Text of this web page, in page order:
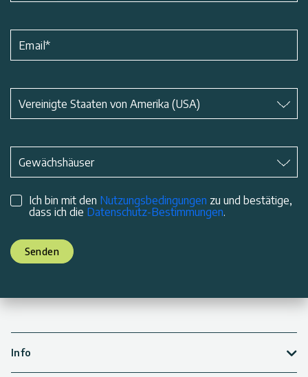
Email*
Vereinigte Staaten von Amerika (USA)
*
Gewächshäuser
Ich bin mit den Nutzungsbedingungen zu und bestätige,
dass ich die Datenschutz-Bestimmungen.
Senden
Info